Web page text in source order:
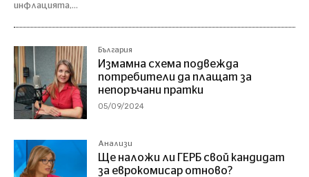
инфлацията,...
България
Измамна схема подвежда
потребители да плащат за
непоръчани пратки
05/09/2024
Анализи
Ще наложи ли ГЕРБ свой кандидат
за еврокомисар отново?